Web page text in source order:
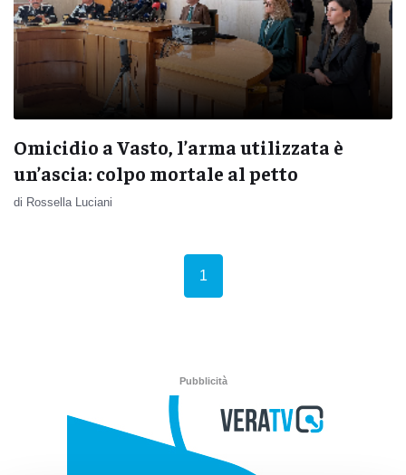
Omicidio a Vasto, l’arma utilizzata è
un’ascia: colpo mortale al petto
di Rossella Luciani
1
Pubblicità